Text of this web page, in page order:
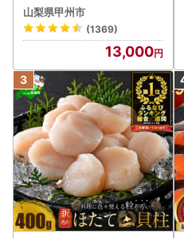
カット 約1.3kg 2～3房【2
026年発送】（MG）B12-
472 FN-Limited-VO シャ
インマスカット フルーツ
山梨県甲州市
(1369)
13,000